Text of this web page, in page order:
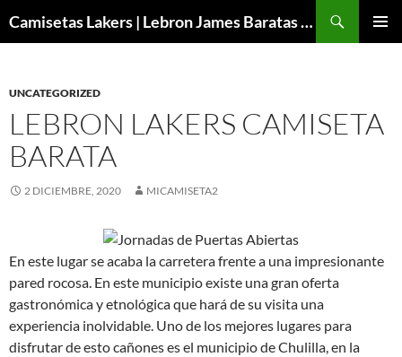
Camisetas Lakers | Lebron James Baratas 2024 – Micamisetanba
UNCATEGORIZED
LEBRON LAKERS CAMISETA
BARATA
2 DICIEMBRE, 2020 MICAMISETA2
En este lugar se acaba la carretera frente a una impresionante
pared rocosa. En este municipio existe una gran oferta
gastronómica y etnológica que hará de su visita una
experiencia inolvidable. Uno de los mejores lugares para
disfrutar de esto cañones es el municipio de Chulilla, en la